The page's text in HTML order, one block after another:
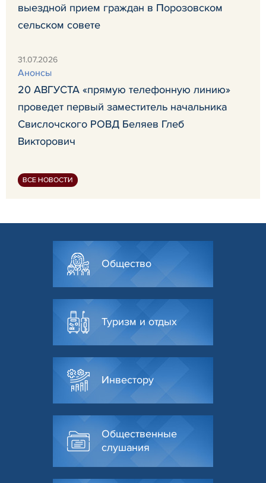
выездной прием граждан в Порозовском
сельском совете
31.07.2026
Анонсы
20 АВГУСТА «прямую телефонную линию»
проведет первый заместитель начальника
Свислочского РОВД Беляев Глеб
Викторович
ВСЕ НОВОСТИ
Общество
Туризм и отдых
Инвестору
Общественные
слушания